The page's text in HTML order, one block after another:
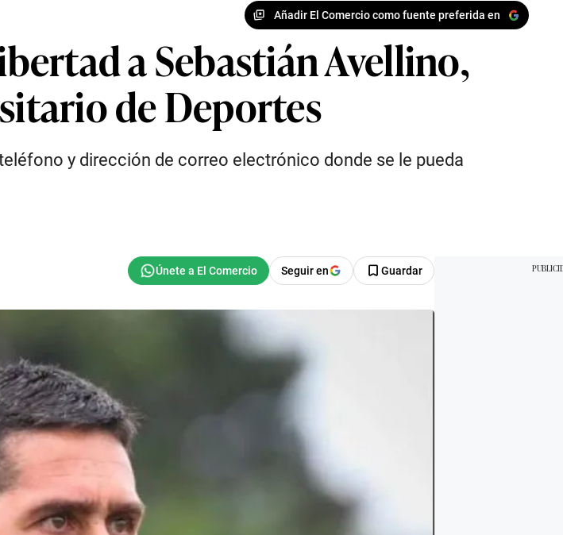
Añadir El Comercio como fuente preferida en
a Sebastián Avellino,
de Deportes
y dirección de correo electrónico donde se le pueda
Seguir en Guardar